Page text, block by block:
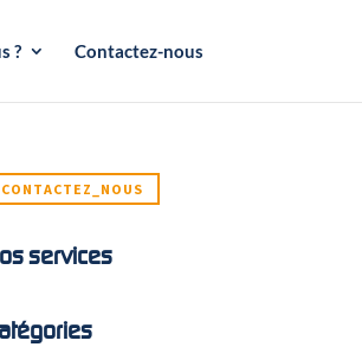
? Contactez-nous
CONTACTEZ_NOUS
services